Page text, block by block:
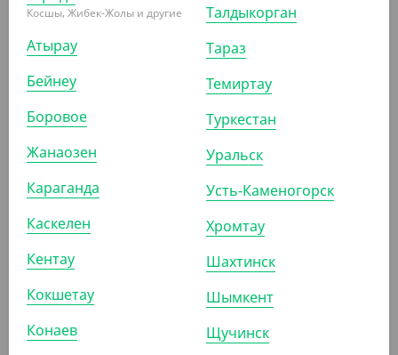
3 815
(76.30
Салатник OneClick, 700 мл, крафт без крышки
Косшы, Жибек-Жолы и другие
Атырау
Бейнеу
Боровое
Жанаозен
Караганда
Каскелен
Кентау
Кокшетау
Конаев
Талдыкорган
Тараз
Темиртау
Туркестан
Уральск
Усть-Каменогорск
Хромтау
Шахтинск
Шымкент
Щучинск